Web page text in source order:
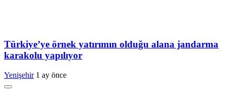
Türkiye’ye örnek yatırımın olduğu alana jandarma
karakolu yapılıyor
Yenişehir 1 ay önce